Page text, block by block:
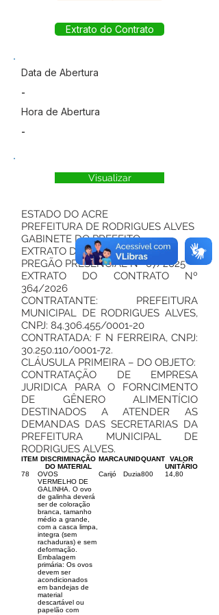
Extrato do Contrato
Data de Abertura
-
Hora de Abertura
-
Visualizar
ESTADO DO ACRE
PREFEITURA DE RODRIGUES ALVES
GABINETE DO PREFEITO
EXTRATO DO CONTRATO
PREGÃO PRESENCIAL Nº 07/2025
EXTRATO DO CONTRATO Nº
364/2026
CONTRATANTE: PREFEITURA
MUNICIPAL DE RODRIGUES ALVES,
CNPJ: 84.306.455/0001-20
CONTRATADA: F N FERREIRA, CNPJ:
30.250.110/0001-72.
CLÁUSULA PRIMEIRA – DO OBJETO:
CONTRATAÇÃO DE EMPRESA
JURIDICA PARA O FORNCIMENTO
DE GÊNERO ALIMENTÍCIO
DESTINADOS A ATENDER AS
DEMANDAS DAS SECRETARIAS DA
PREFEITURA MUNICIPAL DE
RODRIGUES ALVES.
ITEM DISCRIMINAÇÃO
DO MATERIAL
MARCAUNIDQUANT
VALOR
UNITÁRIO
78
OVOS
VERMELHO DE
GALINHA. O ovo
de galinha deverá
ser de coloração
branca, tamanho
médio a grande,
com a casca limpa,
integra (sem
rachaduras) e sem
deformação.
Embalagem
primária: Os ovos
devem ser
acondicionados
em bandejas de
material
descartável ou
papelão com
Carijó Duzia800 14,80